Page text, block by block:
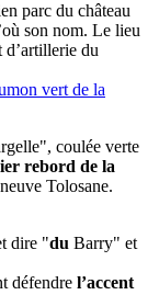
parc du château
son nom. Le lieu
d’artillerie du
vert de la
coulée verte
rebord de la
Tolosane.
dire "du Barry" et
défendre l’accent